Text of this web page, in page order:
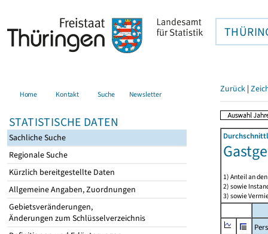
Home Kontakt Suche Newsletter
STATISTISCHE DATEN
Sachliche Suche
Regionale Suche
Kürzlich bereitgestellte Daten
Allgemeine Angaben, Zuordnungen
Gebietsveränderungen,
Änderungen zum Schlüsselverzeichnis
Zurück |
1) Anteil an
2) sowie
3) sowie